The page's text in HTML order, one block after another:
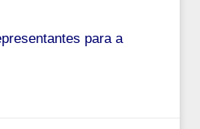
para a